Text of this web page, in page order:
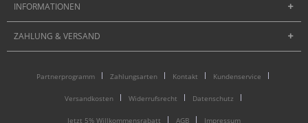
INFORMATIONEN
ZAHLUNG & VERSAND
Partnerprogramm Zahlungsarten Kontakt Kundenservice
Versandkosten Widerrufsrecht Datenschutz
Jetzt 5% Willkommensrabatt AGB Impressum